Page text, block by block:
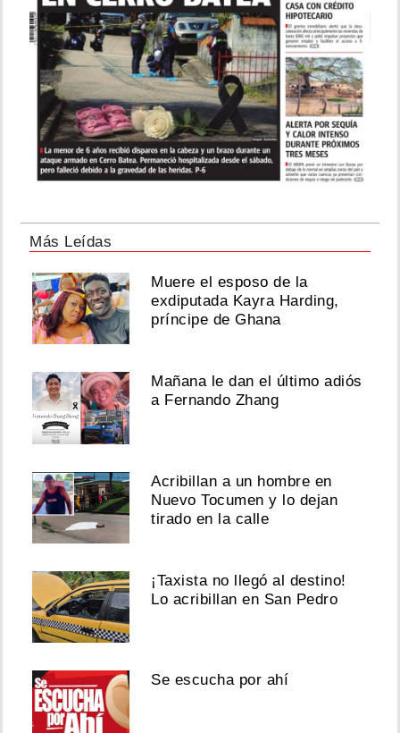
Más Leídas
Muere el esposo de la
exdiputada Kayra Harding,
príncipe de Ghana
Mañana le dan el último adiós
a Fernando Zhang
Acribillan a un hombre en
Nuevo Tocumen y lo dejan
tirado en la calle
¡Taxista no llegó al destino!
Lo acribillan en San Pedro
Se escucha por ahí